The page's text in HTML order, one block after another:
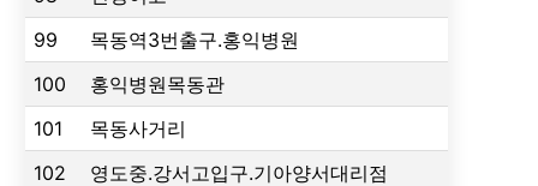
99
목동역3번출구.홍익병원
100
홍익병원목동관
101
목동사거리
102
영도중.강서고입구.기아양서대리점